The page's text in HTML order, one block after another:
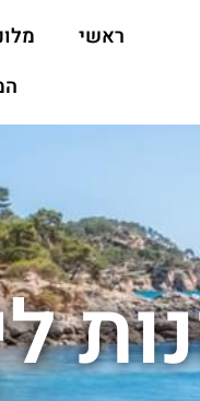
ראשי